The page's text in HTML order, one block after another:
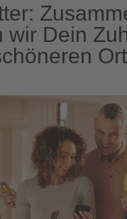
wir Dein